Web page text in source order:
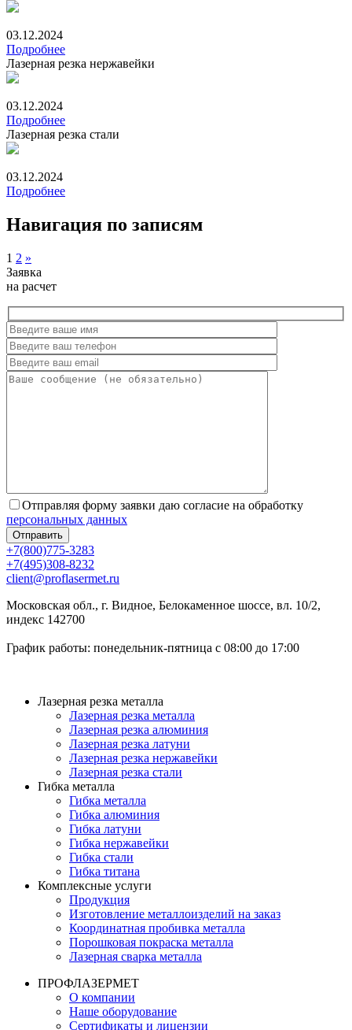
03.12.2024
Подробнее
Лазерная резка нержавейки
03.12.2024
Подробнее
Лазерная резка стали
03.12.2024
Подробнее
Навигация по записям
1 2 »
Заявка
на расчет
Отправляя форму заявки даю согласие на обработку
персональных данных
+7(800)775-3283
+7(495)308-8232
client@proflasermet.ru
Московская обл., г. Видное, Белокаменное шоссе, вл. 10/2,
индекс 142700
График работы: понедельник-пятница с 08:00 до 17:00
Лазерная резка металла
Лазерная резка металла
Лазерная резка алюминия
Лазерная резка латуни
Лазерная резка нержавейки
Лазерная резка стали
Гибка металла
Гибка металла
Гибка алюминия
Гибка латуни
Гибка нержавейки
Гибка стали
Гибка титана
Комплексные услуги
Продукция
Изготовление металлоизделий на заказ
Координатная пробивка металла
Порошковая покраска металла
Лазерная сварка металла
ПРОФЛАЗЕРМЕТ
О компании
Наше оборудование
Сертификаты и лицензии